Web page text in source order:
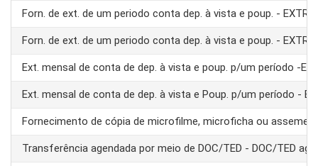
Forn. de ext. de um periodo conta dep. à vista e poup. -
Forn. de ext. de um periodo conta dep. à vista e poup. -
Ext. mensal de conta de dep. à vista e poup. p/um período -
Ext. mensal de conta de dep. à vista e Poup. p/um período -
Fornecimento de cópia de microfilme, microficha ou
Transferência agendada por meio de DOC/TED - DOC/TED